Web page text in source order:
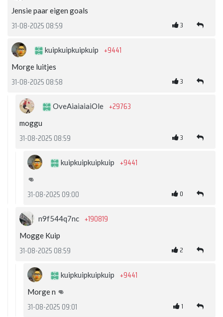
Jensie paar eigen goals
31-08-2025 08:59 3
kuipkuipkuipkuip +9441
Morge luitjes
31-08-2025 08:58 3
OveAiaiaiaiOle +29763
moggu
31-08-2025 08:59 3
kuipkuipkuipkuip +9441
👊
31-08-2025 09:00 0
n9f544q7nc +190819
Mogge Kuip
31-08-2025 08:59 2
kuipkuipkuipkuip +9441
Morge n 👊
31-08-2025 09:01 1